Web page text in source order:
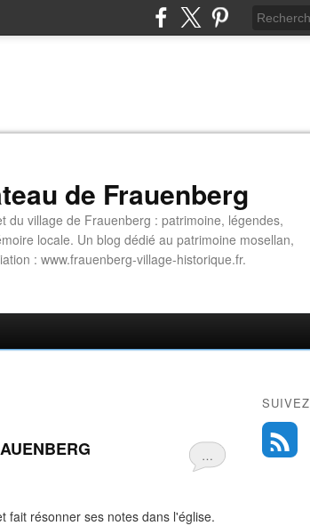
de Frauenberg
du village de Frauenberg : patrimoine, légendes,
locale. Un blog dédié au patrimoine mosellan,
: www.frauenberg-village-historique.fr.
…
fait résonner ses notes dans l'église.